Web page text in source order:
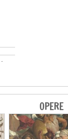
·
OPERE